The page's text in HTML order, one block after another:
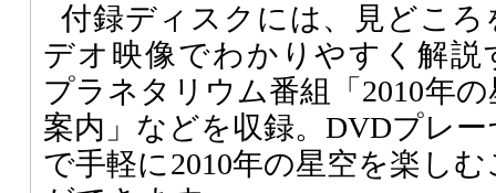
付録ディスクには、見どころ
デオ映像でわかりやすく解説
プラネタリウム番組「2010年の
案内」などを収録。DVDプレー
で手軽に2010年の星空を楽しむ